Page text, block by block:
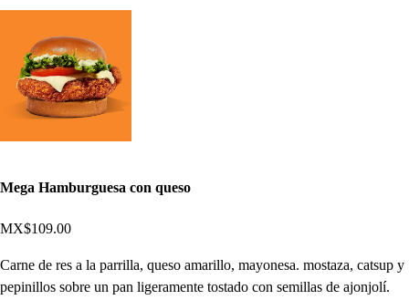
Mega Hamburguesa con queso
MX$109.00
Carne de res a la parrilla, queso amarillo, mayonesa. mostaza, catsup y
pepinillos sobre un pan ligeramente tostado con semillas de ajonjolí.